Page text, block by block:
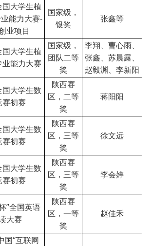
大学生植
能力大赛-
业项目
国家级，
银奖
张鑫等
大学生植
能力大赛
国家级，
团队二等
奖
李翔、曹心雨、
张鑫、苏晨露、
赵毅渊、李新阳
大学生数
赛初赛
陕西赛
区，二等
奖
蒋阳阳
大学生数
赛初赛
陕西赛
区，三等
奖
徐文远
大学生数
赛初赛
陕西赛
区，三等
奖
李会婷
”全国英语
大赛
陕西赛
区，一等
奖
赵佳禾
国“互联网